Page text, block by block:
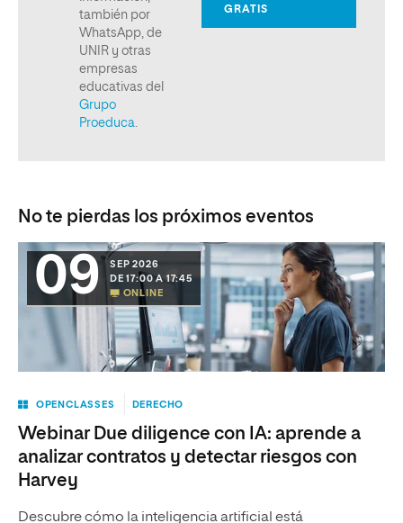
No te pierdas los próximos eventos
09
SEP 2026
DE 17:00 A 17:45
ONLINE
OPENCLASSES DERECHO
Webinar Due diligence con IA: aprende a
analizar contratos y detectar riesgos con
Harvey
Descubre cómo la inteligencia artificial está